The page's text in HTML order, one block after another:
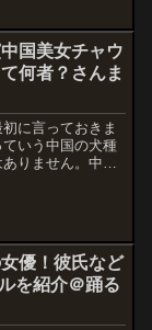
国美女チャウ
何者？さんま
に言っておきま
いう中国の犬種
りません。中国
優！彼氏など
を紹介＠踊る